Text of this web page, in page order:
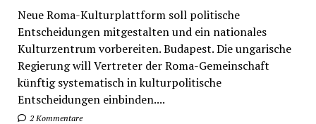
Neue Roma-Kulturplattform soll politische
Entscheidungen mitgestalten und ein nationales
Kulturzentrum vorbereiten. Budapest. Die ungarische
Regierung will Vertreter der Roma-Gemeinschaft
künftig systematisch in kulturpolitische
Entscheidungen einbinden....
2 Kommentare